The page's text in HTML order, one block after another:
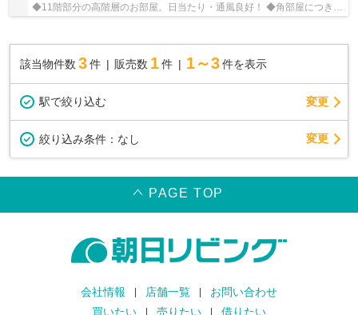
◆11階部分の高階層のお部屋。日当たり・通風良好！ ◆角部屋につき２
面採光２面バルコニー！眺望良好！北東バルコニ...
該当物件数 3件 販売数 1 件 1～3 件を表示
駅で絞り込む 変更
絞り込み条件： なし 変更
PAGE TOP
会社情報 店舗一覧
お問い合わせ
買いたい
売りたい 借りたい